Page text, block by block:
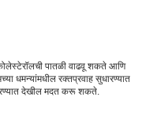
पातळी वाढवू शकते आणि
धमन्यांमधील रक्तप्रवाह सुधारण्यात
देखील मदत करू शकते.